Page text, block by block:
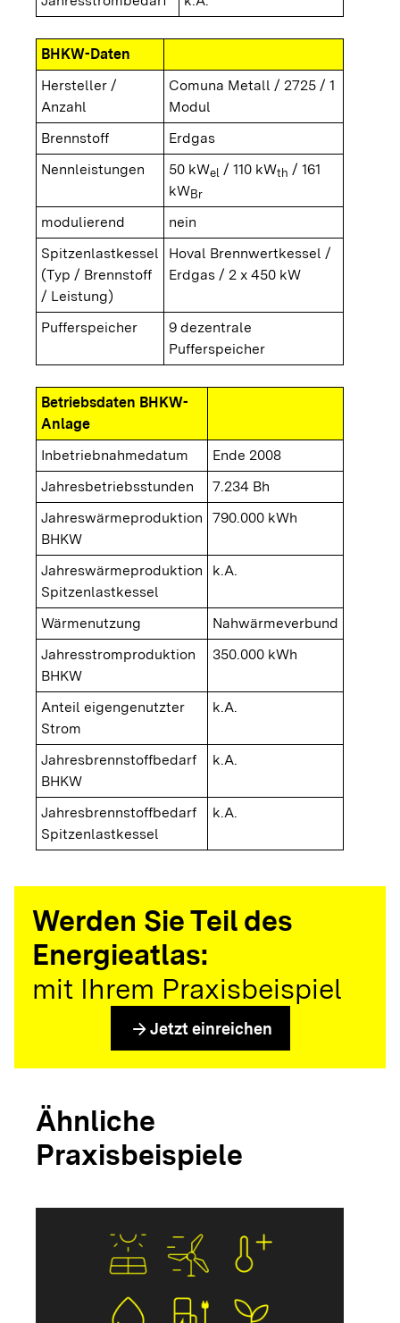
BHKW-Daten
Hersteller /
Anzahl
Comuna Metall / 2725 / 1
Modul
Brennstoff
Erdgas
Nennleistungen
50 kWel / 110 kWth / 161
kWBr
modulierend
nein
Spitzenlastkessel
(Typ / Brennstoff
/ Leistung)
Hoval Brennwertkessel /
Erdgas / 2 x 450 kW
Pufferspeicher
9 dezentrale
Pufferspeicher
Betriebsdaten BHKW-
Anlage
Inbetriebnahmedatum
Ende 2008
Jahresbetriebsstunden
7.234 Bh
Jahreswärmeproduktion
BHKW
790.000 kWh
Jahreswärmeproduktion
Spitzenlastkessel
k.A.
Wärmenutzung
Nahwärmeverbund
Jahresstromproduktion
BHKW
350.000 kWh
Anteil eigengenutzter
Strom
k.A.
Jahresbrennstoffbedarf
BHKW
k.A.
Jahresbrennstoffbedarf
Spitzenlastkessel
k.A.
Werden Sie Teil des
Energieatlas:
mit Ihrem Praxisbeispiel
arrow_forward Jetzt einreichen
Ähnliche
Praxisbeispiele